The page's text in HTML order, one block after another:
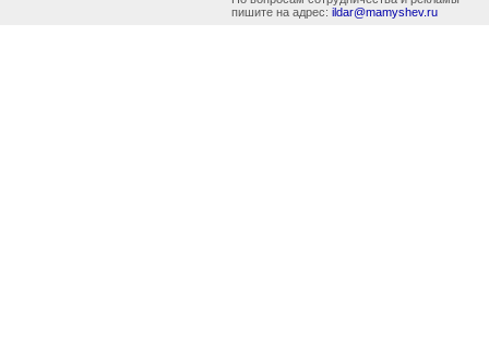
пишите на адрес: ildar@mamyshev.ru